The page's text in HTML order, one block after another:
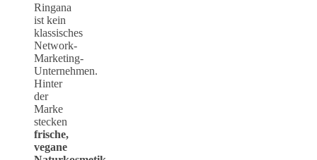
Ringana
ist kein
klassisches
Network-
Marketing-
Unternehmen.
Hinter
der
Marke
stecken
frische,
vegane